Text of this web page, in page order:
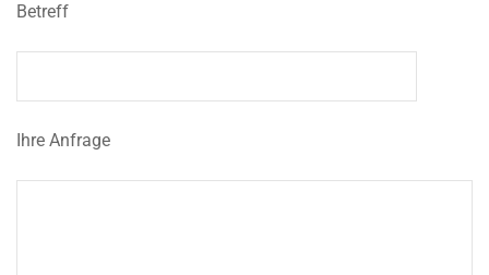
Betreff
Ihre Anfrage